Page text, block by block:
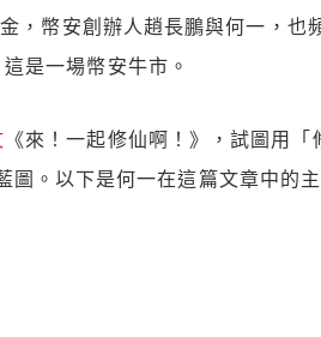
，幣安創辦人趙長鵬與何一，也
是一場幣安牛市。
《來！一起修仙啊！》，試圖用「
圖。以下是何一在這篇文章中的